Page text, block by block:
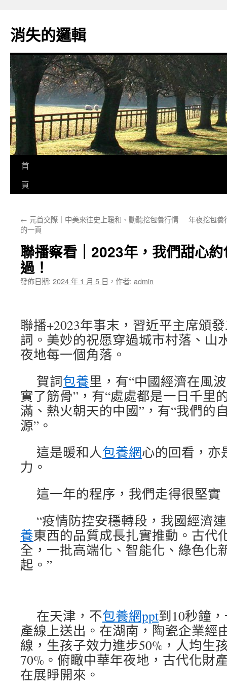
主
要
消失的邏輯
首
頁
← 元首交際｜中美來往史上暖和、動聽挖包養行情
的一頁
年夜挖包
聯播察看｜2023年，我們甜心
過！
發佈日期: 2024 年 1 月 5 日 ， 作者: admin
聯播+2023年事末，習近平主席頒
詞。美妙的祝愿穿過城市村落、山
夜地每一個角落。
賀詞包養里，有“中國經濟在風
實了筋骨”，有“處處都是一日千里
滿、熱火朝天的中國”，有“我們的
源”。
這是暖和人包養網心的回看，亦
力。
這一年的程序，我們走得很堅實
“疫情防控安穩轉段，我國經濟
養東西的品質成長扎實推動。古代
全，一批高端化、智能化、綠色化
起。”
在天津，不包養網ppt到10秒鐘
產線上送出。在湖南，陶瓷企業經
線，生孩子效力進步50%，人均生
70%。俯瞰中華年夜地，古代化財
在展睜開來。